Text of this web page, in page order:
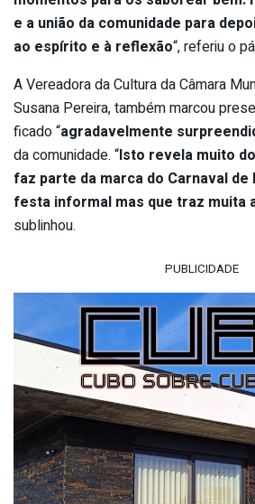
e a união da comunidade para
ao espírito e à reflexão“, referiu o
A Vereadora da Cultura da Câmara
Susana Pereira, também marcou
ficado “agradavelmente
da comunidade. “Isto revela muito
faz parte da marca do Carnaval de
festa informal mas que traz muita
sublinhou.
PUBLICIDADE